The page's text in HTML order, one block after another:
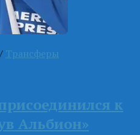
/ Трансферы
к
Альбион»